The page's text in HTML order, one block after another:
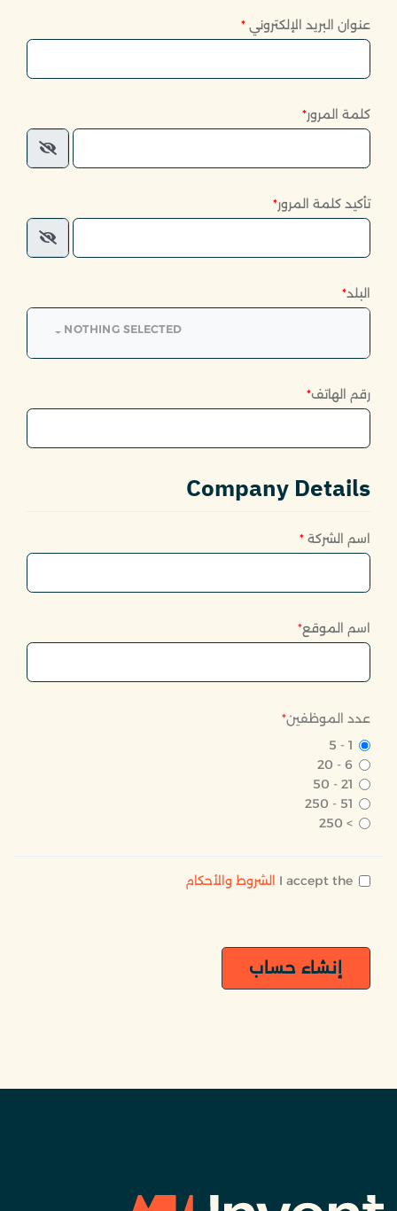
عنوان البريد الإلكتروني *
كلمة المرور*
تأكيد كلمة المرور*
البلد*
NOTHING SELECTED
رقم الهاتف*
Company Details
اسم الشركة *
اسم الموقع*
عدد الموظفين*
1 - 5
6 - 20
21 - 50
51 - 250
> 250
I accept the الشروط والأحكام
إنشاء حساب